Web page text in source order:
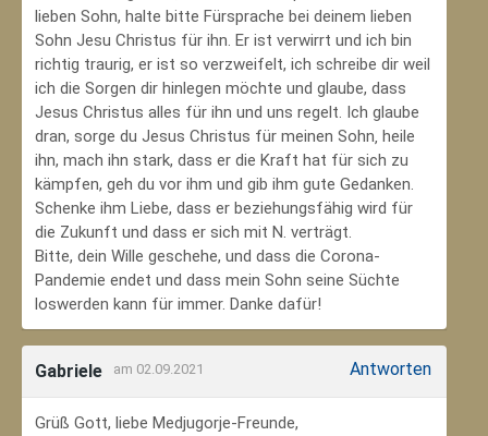
lieben Sohn, halte bitte Fürsprache bei deinem lieben
Sohn Jesu Christus für ihn. Er ist verwirrt und ich bin
richtig traurig, er ist so verzweifelt, ich schreibe dir weil
ich die Sorgen dir hinlegen möchte und glaube, dass
Jesus Christus alles für ihn und uns regelt. Ich glaube
dran, sorge du Jesus Christus für meinen Sohn‚ heile
ihn, mach ihn stark, dass er die Kraft hat für sich zu
kämpfen, geh du vor ihm und gib ihm gute Gedanken.
Schenke ihm Liebe, dass er beziehungsfähig wird für
die Zukunft und dass er sich mit N. verträgt.
Bitte, dein Wille geschehe, und dass die Corona-
Pandemie endet und dass mein Sohn seine Süchte
loswerden kann für immer. Danke dafür!
Gabriele am 02.09.2021 Antworten
Grüß Gott, liebe Medjugorje-Freunde,